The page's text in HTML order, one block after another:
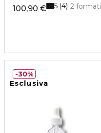
100,90 € 2 formati
5 4
Esclusiva
30%